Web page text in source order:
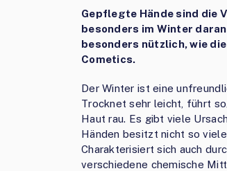
Gepflegte Hände sind die
besonders im Winter
besonders nützlich, wie
Cometics.
Der Winter ist eine
Trocknet sehr leicht, führt
Haut rau. Es gibt viele
Händen besitzt nicht so
Charakterisiert sich auch
verschiedene chemische